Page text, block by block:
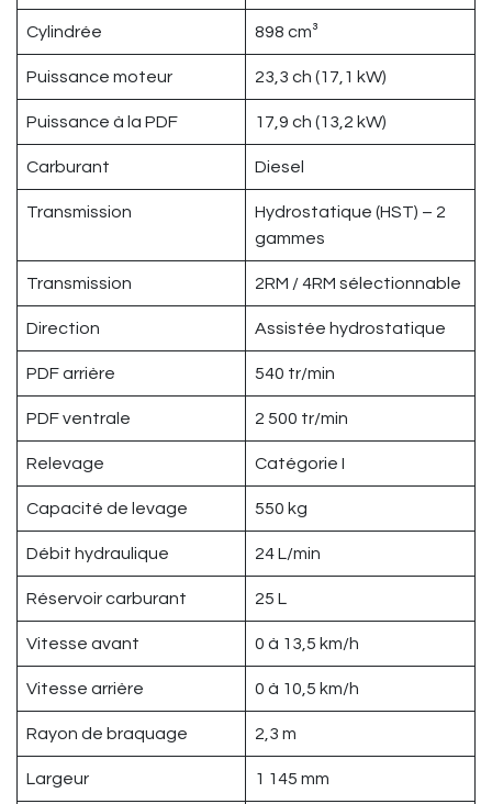
Cylindrée 898 cm³
Puissance moteur 23,3 ch (17,1 kW)
Puissance à la PDF 17,9 ch (13,2 kW)
Carburant Diesel
Transmission
Hydrostatique (HST) – 2
gammes
Transmission 2RM / 4RM sélectionnable
Direction Assistée hydrostatique
PDF arrière 540 tr/min
PDF ventrale 2 500 tr/min
Relevage Catégorie I
Capacité de levage 550 kg
Débit hydraulique 24 L/min
Réservoir carburant 25 L
Vitesse avant 0 à 13,5 km/h
Vitesse arrière 0 à 10,5 km/h
Rayon de braquage 2,3 m
Largeur 1 145 mm